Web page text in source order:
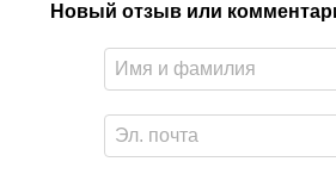
Новый отзыв или